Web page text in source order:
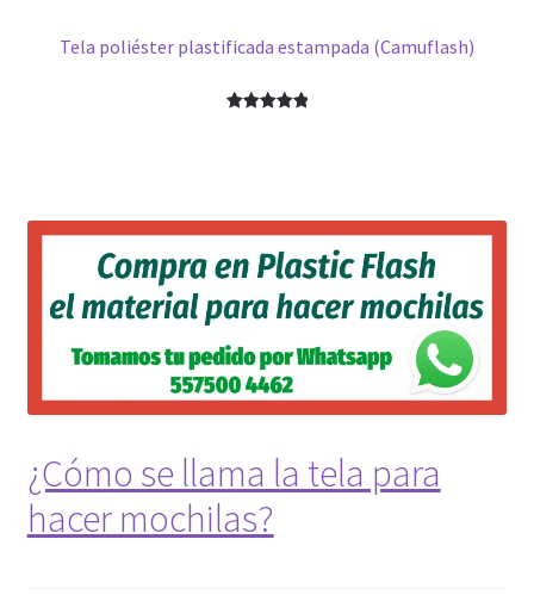
Tela poliéster plastificada estampada (Camuflash)
valoración
de un
cliente
¿Cómo se llama la tela para
hacer mochilas?